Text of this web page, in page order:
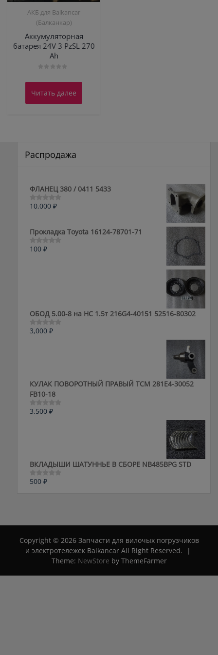
АКБ для Balkanсar
(Балканкар)
Аккумуляторная
батарея 24V 3 PzSL 270
Ah
0
5
Читать далее
Распродажа
ФЛАНЕЦ 380 / 0411 5433
Оценка
5
10,000 ₽
Прокладка Toyota 16124-78701-71
Оценка
100 ₽
ОБОД 5.00-8 на HC 1.5т 216G4-40151 52516-80302
Оценка
3,000 ₽
КУЛАК ПОВОРОТНЫЙ ПРАВЫЙ ТСМ 281E4-30052
FB10-18
Оценка
3,500 ₽
ВКЛАДЫШИ ШАТУННЬЕ В СБОРЕ NB485BPG STD
Оценка
500 ₽
Copyright © 2026 Запчасти для вилочых погрузчиков
и электротележек Balkancar All Right Reserved.
|
Theme: NewStore by ThemeFarmer